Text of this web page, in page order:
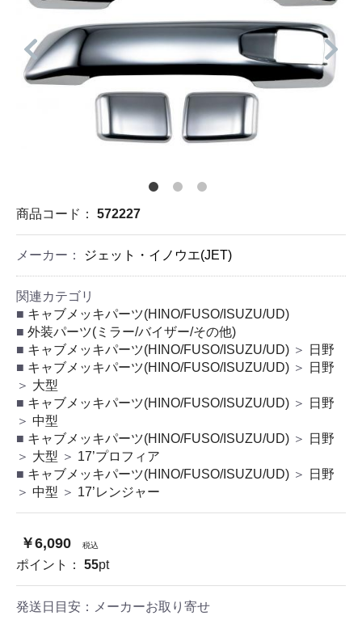
商品コード： 572227
メーカー： ジェット・イノウエ(JET)
関連カテゴリ
キャブメッキパーツ(HINO/FUSO/ISUZU/UD)
外装パーツ(ミラー/バイザー/その他)
キャブメッキパーツ(HINO/FUSO/ISUZU/UD) ＞
日野
キャブメッキパーツ(HINO/FUSO/ISUZU/UD) ＞
日野
＞ 大型
キャブメッキパーツ(HINO/FUSO/ISUZU/UD) ＞
日野
＞ 中型
キャブメッキパーツ(HINO/FUSO/ISUZU/UD) ＞
日野
＞ 大型 ＞ 17’プロフィア
キャブメッキパーツ(HINO/FUSO/ISUZU/UD) ＞
日野
＞ 中型 ＞ 17’レンジャー
￥6,090 税込
ポイント： 55pt
発送日目安： メーカーお取り寄せ